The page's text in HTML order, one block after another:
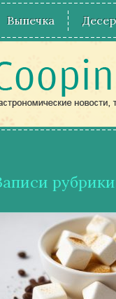
Выпечка